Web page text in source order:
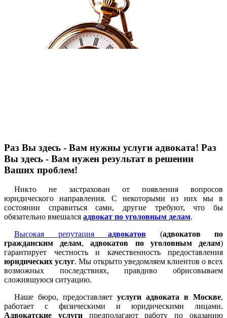
Раз Вы здесь - Вам нужны услуги адвоката! Раз
Вы здесь - Вам нужен результат в решении
Ваших проблем!
Никто не застрахован от появления вопросов
юридического направления. С некоторыми из них мы в
состоянии справиться сами, другие требуют, что бы
обязательно вмешался адвокат по уголовным делам.
Высокая репутация адвокатов (адвокатов по
гражданским делам,адвокатов по уголовным делам)
гарантирует честность и качественность предоставления
юридических услуг. Мы открыто уведомляем клиентов о всех
возможных последствиях, правдиво обрисовываем
сложившуюся ситуацию.
Наше бюро, предоставляет услуги адвоката в Москве,
работает с физическими и юридическими лицами.
Адвокатские услугипредполагают работу по оказанию